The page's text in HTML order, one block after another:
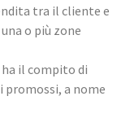
tra il cliente e
o più zone
ha il compito di
a nome